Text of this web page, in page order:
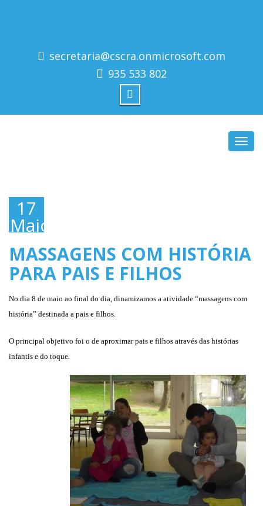
secretaria@cscra.onmicrosoft.com
935 533 802
17
Maio,
2019
MASSAGENS COM HISTÓRIA
PARA PAIS E FILHOS
No dia 8 de maio ao final do dia, dinamizamos a atividade “massagens com
história” destinada a pais e filhos.
O principal objetivo foi o de aproximar pais e filhos através das histórias
infantis e do toque.